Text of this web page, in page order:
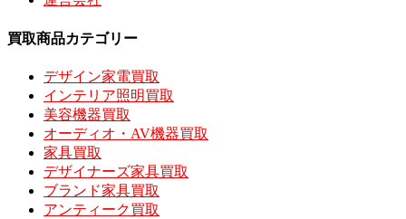
買取商品カテゴリー
デザイン家電買取
インテリア照明買取
美容機器買取
オーディオ・AV機器買取
家具買取
デザイナーズ家具買取
ブランド家具買取
アンティーク買取